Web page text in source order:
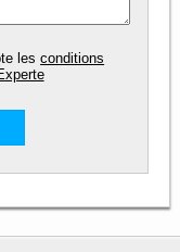
lesconditions